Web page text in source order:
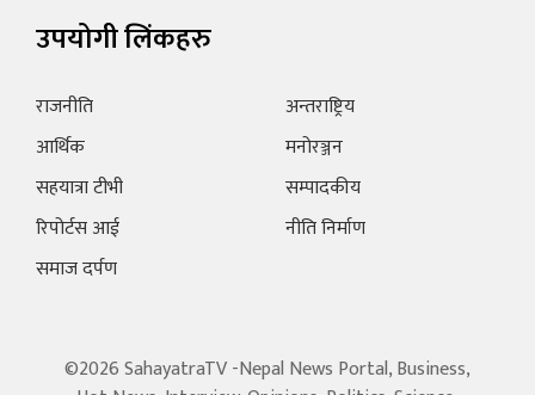
उपयोगी लिंकहरु
राजनीति
आर्थिक
सहयात्रा टीभी
रिपोर्टस आई
समाज दर्पण
अन्तराष्ट्रिय
मनोरञ्जन
सम्पादकीय
नीति निर्माण
©2026 SahayatraTV -Nepal News Portal, Business,